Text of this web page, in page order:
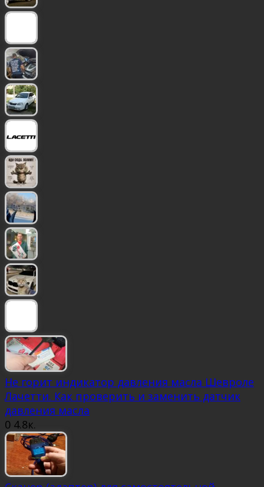
Не горит индикатор давления масла Шевроле
Лачетти. Как проверить и заменить датчик
давления масла
0 4.8к.